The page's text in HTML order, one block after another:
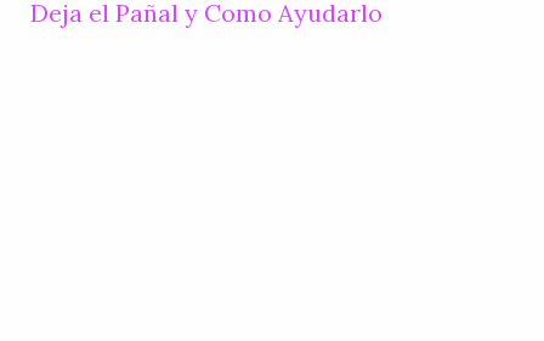
Deja el Pañal y Como Ayudarlo